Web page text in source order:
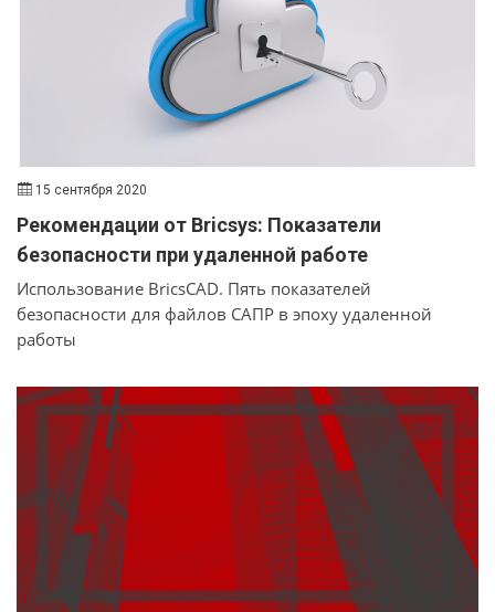
15 сентября 2020
Рекомендации от Bricsys: Показатели
безопасности при удаленной работе
Использование BricsCAD. Пять показателей
безопасности для файлов САПР в эпоху удаленной
работы